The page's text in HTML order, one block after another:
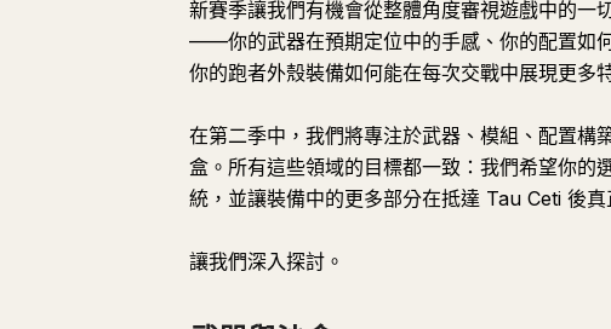
新賽季讓我們有機會從整體角度審視遊戲中的一
——你的武器在預期定位中的手感、你的配置如
你的跑者外殼裝備如何能在每次交戰中展現更多
在第二季中，我們將專注於武器、模組、配置構
盒。所有這些領域的目標都一致：我們希望你的
統，並讓裝備中的更多部分在抵達 Tau Ceti 後真
讓我們深入探討。